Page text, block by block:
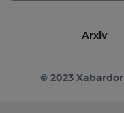
Arxiv
© 2023 Xabardor